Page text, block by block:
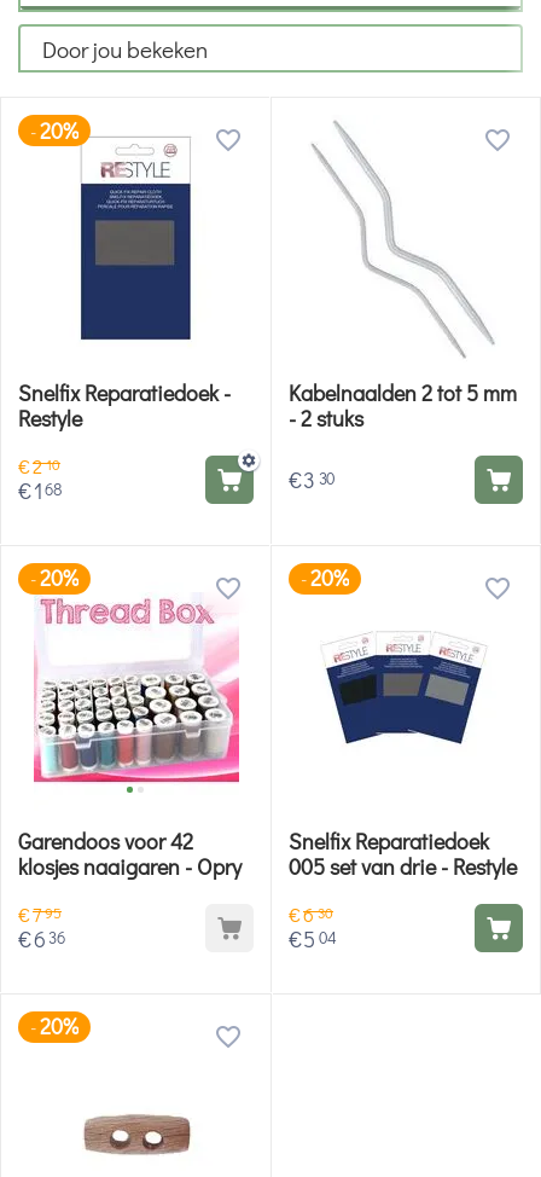
Door jou bekeken
-20%
Snelfix Reparatiedoek -
Restyle
€210
€168
Kabelnaalden 2 tot 5 mm
- 2 stuks
€3 30
-20%
Garendoos voor 42
klosjes naaigaren - Opry
€795
€6 36
-20%
Snelfix Reparatiedoek
005 set van drie - Restyle
€630
€5 04
-20%